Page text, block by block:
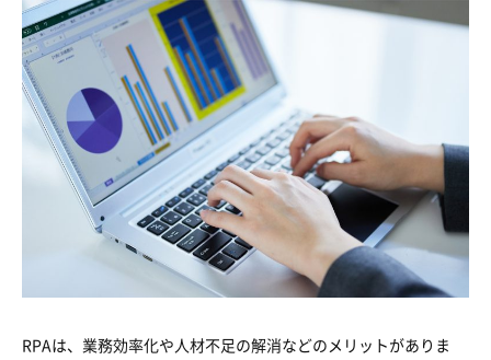
RPAは、業務効率化や人材不足の解消などのメリットがありま